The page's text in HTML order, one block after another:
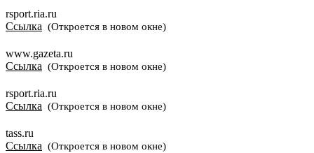
rsport.ria.ru
Ссылка (Откроется в новом окне)
www.gazeta.ru
Ссылка (Откроется в новом окне)
rsport.ria.ru
Ссылка (Откроется в новом окне)
tass.ru
Ссылка (Откроется в новом окне)